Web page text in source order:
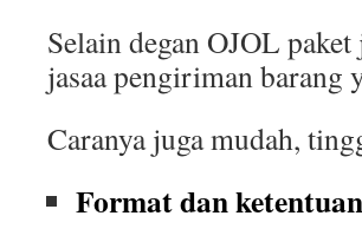
Selain degan OJOL
jasaa pengiriman barang
Caranya juga mudah,
Format dan